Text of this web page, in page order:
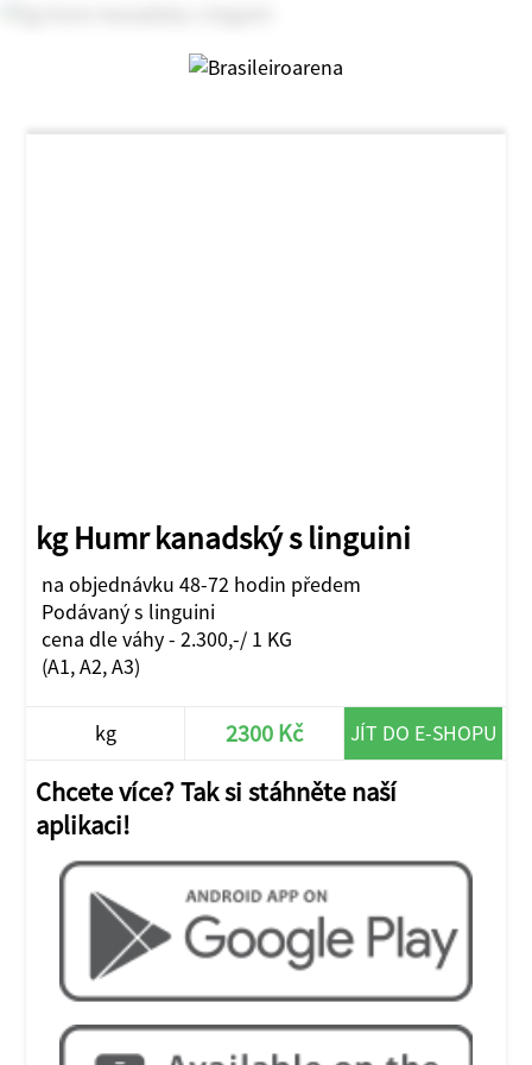
kg Humr kanadský s linguini
na objednávku 48-72 hodin předem
Podávaný s linguini
cena dle váhy - 2.300,-/ 1 KG
(A1, A2, A3)
kg 2300 Kč JÍT DO E-SHOPU
Chcete více? Tak si stáhněte naší
aplikaci!